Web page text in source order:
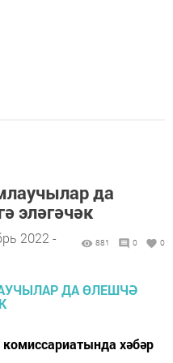
да
эләгәчәк
2022 -
881 0 0
комиссариатында хәбәр